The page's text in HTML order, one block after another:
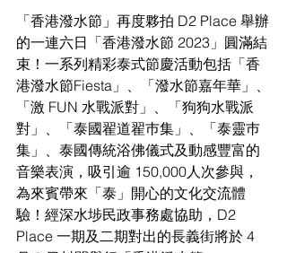
「香港潑水節」再度夥拍 D2 Place 舉辦
的一連六日「香港潑水節 2023」圓滿結
束！一系列精彩泰式節慶活動包括「香
港潑水節Fiesta」、「潑水節嘉年華」、
「激 FUN 水戰派對」、「狗狗水戰派
對」、「泰國翟道翟巿集」、「泰靈巿
集」、泰國傳統浴佛儀式及動感豐富的
音樂表演，吸引逾 150,000人次參與，
為來賓帶來「泰」開心的文化交流體
驗！經深水埗民政事務處協助，D2
Place 一期及二期對出的長義街將於 4